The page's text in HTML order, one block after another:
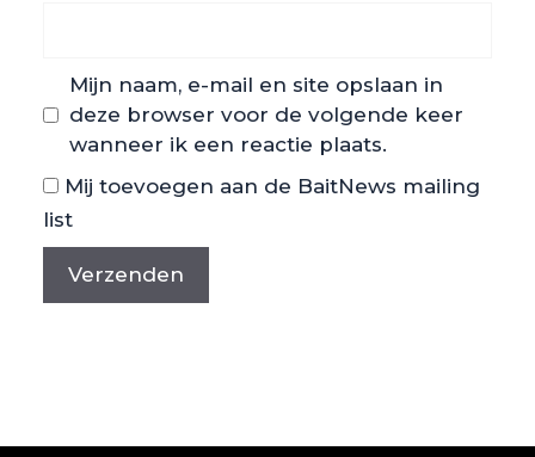
Mijn naam, e-mail en site opslaan in
deze browser voor de volgende keer
wanneer ik een reactie plaats.
Mij toevoegen aan de BaitNews mailing
list